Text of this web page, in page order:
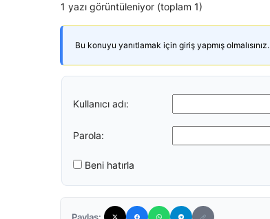
1 yazı görüntüleniyor (toplam 1)
Bu konuyu yanıtlamak için giriş yapmış olmalısınız.
Kullanıcı adı:
Parola:
Beni hatırla